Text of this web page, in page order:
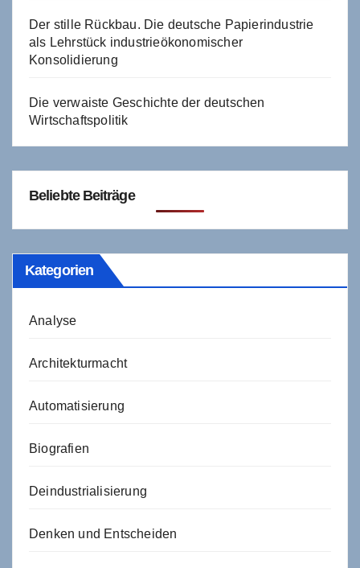
Der stille Rückbau. Die deutsche Papierindustrie
als Lehrstück industrieökonomischer
Konsolidierung
Die verwaiste Geschichte der deutschen
Wirtschaftspolitik
Beliebte Beiträge
Kategorien
Analyse
Architekturmacht
Automatisierung
Biografien
Deindustrialisierung
Denken und Entscheiden